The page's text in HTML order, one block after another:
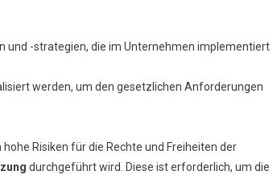
und -strategien, die im Unternehmen implementiert
werden, um den gesetzlichen Anforderungen
Risiken für die Rechte und Freiheiten der
durchgeführt wird. Diese ist erforderlich, um die